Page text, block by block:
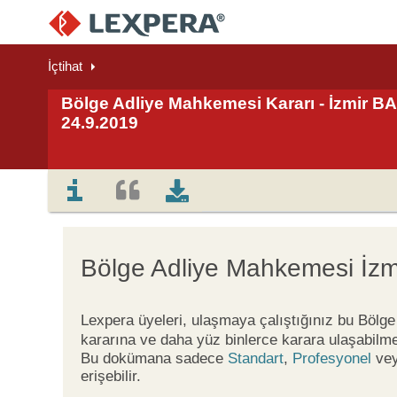
İçtihat
Bölge Adliye Mahkemesi Kararı - İzmir
24.9.2019
Bölge Adliye Mahkemesi
Lexpera üyeleri, ulaşmaya çalıştığınız bu
kararına ve daha yüz binlerce karara
Bu dokümana sadece Standart, Profesyonel
erişebilir.